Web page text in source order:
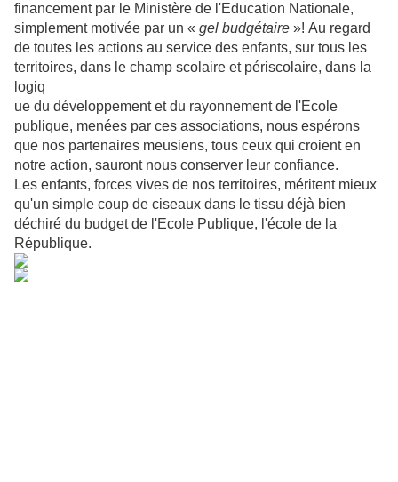
financement par le Ministère de l'Education Nationale,
simplement motivée par un « gel budgétaire »! Au regard
de toutes les actions au service des enfants, sur tous les
territoires, dans le champ scolaire et périscolaire, dans la
logiq
ue du développement et du rayonnement de l'Ecole
publique, menées par ces associations, nous espérons
que nos partenaires meusiens, tous ceux qui croient en
notre action, sauront nous conserver leur confiance.
Les enfants, forces vives de nos territoires, méritent mieux
qu'un simple coup de ciseaux dans le tissu déjà bien
déchiré du budget de l'Ecole Publique, l'école de la
République.